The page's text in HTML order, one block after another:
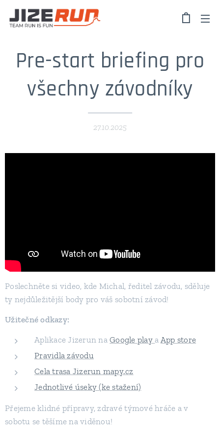
Pre-start briefing pro
všechny závodníky
27.10.2025
Poslechněte si video, kde Michal, ředitel závodu, sděluje
ty nejdůležitější body pro váš sobotní závod!
Užitečné odkazy:
Aplikace Jizerun naGoogle playa App store
Pravidla závodu
Cela trasa Jizerun mapy.cz
Jednotlivé úseky (ke stažení)
Přejeme klidné přípravy, zdravé týmové hráče a v
sobotu se těšíme na viděnou!